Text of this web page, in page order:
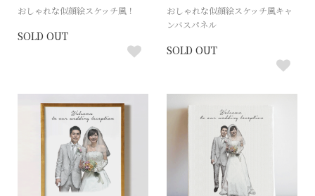
おしゃれな似顔絵スケッチ風！
SOLD OUT
おしゃれな似顔絵スケッチ風キャ
ンバスパネル
SOLD OUT